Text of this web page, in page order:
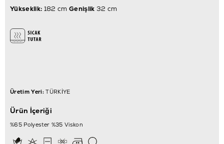
Yükseklik: 182 cm Genişlik 32 cm
Üretim Yeri:TÜRKİYE
Ürün İçeriği
%65 Polyester %35 Viskon